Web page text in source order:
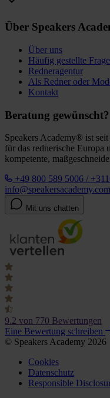
Über Speakers
Über uns
Häufig gestellte
Redneragentur
Als Redner oder
Kontakt
Beratung gewünscht?
Speakers Academy® ist
für das rednerische Europa
kompetente,
+49 800 589 5006 /
info@speakersacademy.com
Mit uns chatten
9.2 von 770 Bewertungen
Eine Bewertung schreiben
© Speakers Academy 2026
Cookies
Datenschutz
Responsible